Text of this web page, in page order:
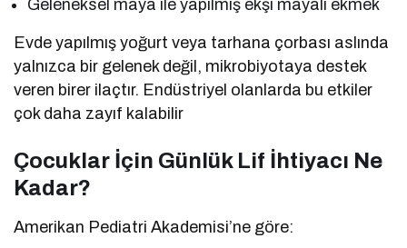
Geleneksel maya ile yapılmış ekşi mayalı ekmek
Evde yapılmış yoğurt veya tarhana çorbası aslında
yalnızca bir gelenek değil, mikrobiyotaya destek
veren birer ilaçtır. Endüstriyel olanlarda bu etkiler
çok daha zayıf kalabilir
Çocuklar İçin Günlük Lif İhtiyacı Ne
Kadar?
Amerikan Pediatri Akademisi’ne göre: